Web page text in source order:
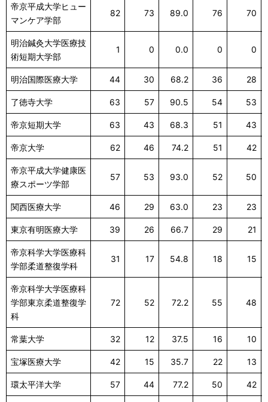
帝京平成大学ヒュー
マンケア学部
82 73 89.0 76 70
明治鍼灸大学医療技
術短期大学部
1 0 0.0 0 0
明治国際医療大学 44 30 68.2 36 28
了徳寺大学 63 57 90.5 54 53
帝京短期大学 63 43 68.3 51 43
帝京大学 62 46 74.2 51 42
帝京平成大学健康医
療スポーツ学部
57 53 93.0 52 50
関西医療大学 46 29 63.0 23 23
東京有明医療大学 39 26 66.7 29 21
帝京科学大学医療科
学部柔道整復学科
31 17 54.8 18 15
帝京科学大学医療科
学部東京柔道整復学
科
72 52 72.2 55 48
常葉大学 32 12 37.5 16 10
宝塚医療大学 42 15 35.7 22 13
環太平洋大学 57 44 77.2 50 42